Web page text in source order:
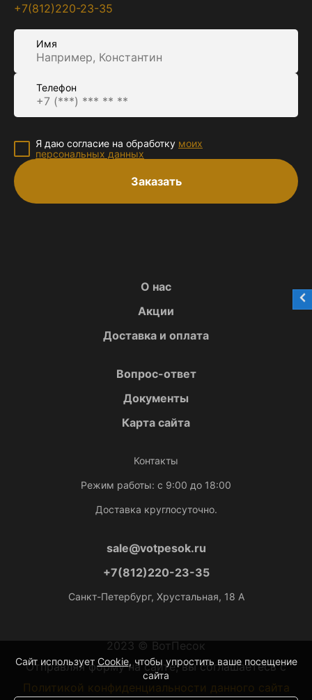
+7(812)220-23-35
Имя
Телефон
Я даю согласие на обработку моих
персональных данных
Заказать
О нас
Акции
Доставка и оплата
Вопрос-ответ
Документы
Карта сайта
Контакты
Режим работы: с 9:00 до 18:00
Доставка круглосуточно.
sale@votpesok.ru
+7(812)220-23-35
Санкт-Петербург, Хрустальная, 18 А
2023 © ВотПесок
Отправляя форму на сайте, вы соглашаетесь с
Политикой конфиденциальности данного сайта
Сайт использует Cookie, чтобы упростить ваше посещение
сайта